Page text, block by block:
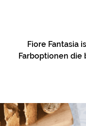
Fiore Fantasia
Farboptionen die